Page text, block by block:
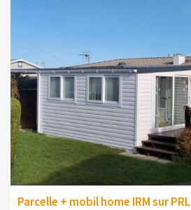
Parcelle + mobil home IRM sur PRL